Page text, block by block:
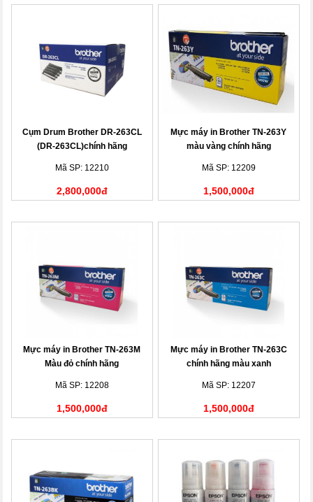
Cụm Drum Brother DR-263CL
(DR-263CL)chính hãng
Mã SP: 12210
2,800,000đ
Mực máy in Brother TN-263Y
màu vàng chính hãng
Mã SP: 12209
1,500,000đ
Mực máy in Brother TN-263M
Màu đỏ chính hãng
Mã SP: 12208
1,500,000đ
Mực máy in Brother TN-263C
chính hãng màu xanh
Mã SP: 12207
1,500,000đ